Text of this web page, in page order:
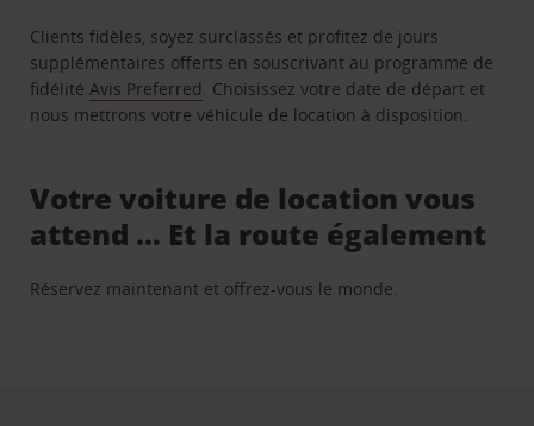
Clients fidèles, soyez surclassés et profitez de jours
supplémentaires offerts en souscrivant au programme de
fidélitéAvis Preferred. Choisissez votre date de départ et
nous mettrons votre véhicule de location à disposition.
Votre voiture de location vous
attend … Et la route également
Réservez maintenant et offrez-vous le monde.